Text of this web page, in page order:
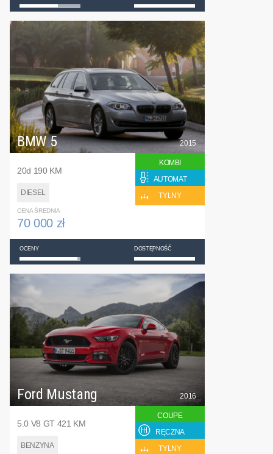
BMW 5
20d 190 KM
DIESEL
2015
KOMBI
AUTOMAT
TYLNY
CENA ŚREDNIA
70 000 zł
OCENY DOSTĘPNOŚĆ
Ford Mustang
5.0 V8 GT 421 KM
BENZYNA
2016
COUPE
RĘCZNA
TYLNY